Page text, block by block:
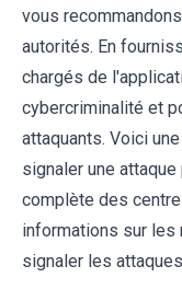
vous
autorités. En
chargés de
cybercriminalité et
attaquants. Voici
signaler une
complète des
informations sur
signaler les